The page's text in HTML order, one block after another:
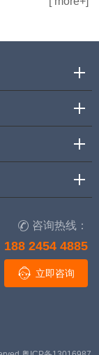
 咨询热线：
188 2454 4885
 立即咨询